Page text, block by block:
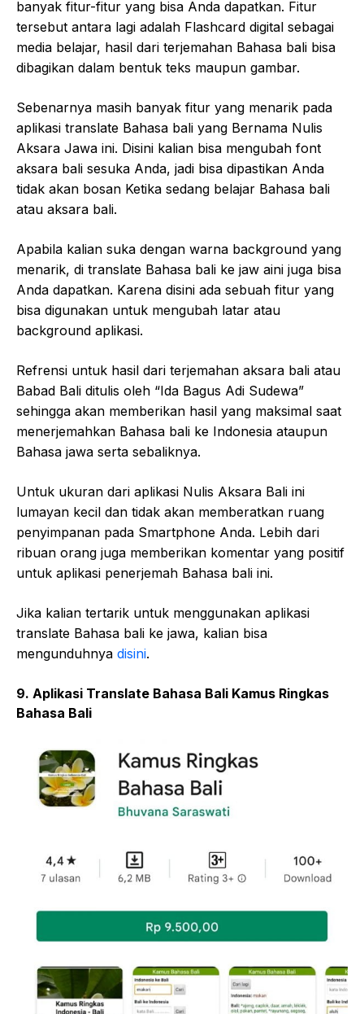
banyak fitur-fitur yang bisa Anda dapatkan. Fitur
tersebut antara lagi adalah Flashcard digital sebagai
media belajar, hasil dari terjemahan Bahasa bali bisa
dibagikan dalam bentuk teks maupun gambar.
Sebenarnya masih banyak fitur yang menarik pada
aplikasi translate Bahasa bali yang Bernama Nulis
Aksara Jawa ini. Disini kalian bisa mengubah font
aksara bali sesuka Anda, jadi bisa dipastikan Anda
tidak akan bosan Ketika sedang belajar Bahasa bali
atau aksara bali.
Apabila kalian suka dengan warna background yang
menarik, di translate Bahasa bali ke jaw aini juga bisa
Anda dapatkan. Karena disini ada sebuah fitur yang
bisa digunakan untuk mengubah latar atau
background aplikasi.
Refrensi untuk hasil dari terjemahan aksara bali atau
Babad Bali ditulis oleh “Ida Bagus Adi Sudewa”
sehingga akan memberikan hasil yang maksimal saat
menerjemahkan Bahasa bali ke Indonesia ataupun
Bahasa jawa serta sebaliknya.
Untuk ukuran dari aplikasi Nulis Aksara Bali ini
lumayan kecil dan tidak akan memberatkan ruang
penyimpanan pada Smartphone Anda. Lebih dari
ribuan orang juga memberikan komentar yang positif
untuk aplikasi penerjemah Bahasa bali ini.
Jika kalian tertarik untuk menggunakan aplikasi
translate Bahasa bali ke jawa, kalian bisa
mengunduhnya disini.
9. Aplikasi Translate Bahasa Bali Kamus Ringkas
Bahasa Bali